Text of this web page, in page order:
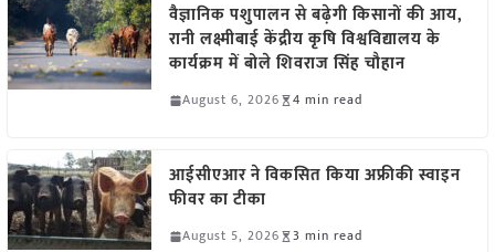
वैज्ञानिक पशुपालन से बढ़ेगी किसानों की आय,
रानी लक्ष्मीबाई केंद्रीय कृषि विश्वविद्यालय के
कार्यक्रम में बोले शिवराज सिंह चौहान
August 6, 2026 4 min read
आईसीएआर ने विकसित किया अफ्रीकी स्वाइन
फीवर का टीका
August 5, 2026 3 min read